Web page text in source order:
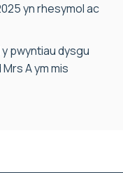
yn rhesymol ac
pwyntiau dysgu
A ym mis